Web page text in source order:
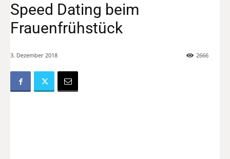
Speed Dating beim
Frauenfrühstück
3. Dezember 2018 2666